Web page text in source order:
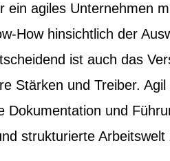
ein agiles Unternehmen
How hinsichtlich der
ist auch das
Stärken und Treiber.
Dokumentation und
strukturierte